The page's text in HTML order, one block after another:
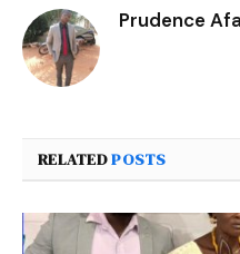
Prudence
RELATEDPOSTS